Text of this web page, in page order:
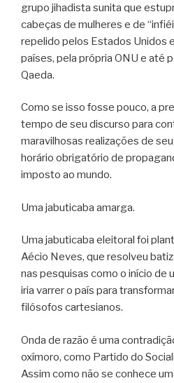
grupo jihadista sunita que
cabeças de mulheres e de
repelido pelos Estados Unidos
países, pela própria ONU e até
Qaeda.
Como se isso fosse pouco, a
tempo de seu discurso para
maravilhosas realizações de
horário obrigatório de
imposto ao mundo.
Uma jabuticaba amarga.
Uma jabuticaba eleitoral foi
Aécio Neves, que resolveu
nas pesquisas como o início de
iria varrer o país para
filósofos cartesianos.
Onda de razão é uma
oxímoro, como Partido do
Assim como não se conhece